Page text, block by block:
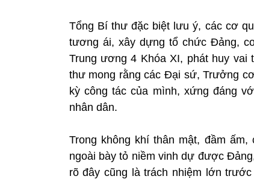
Tổng Bí thư đặc biệt lưu ý, các cơ
tương ái, xây dựng tổ chức Đảng,
Trung ương 4 Khóa XI, phát huy
thư mong rằng các Đại sứ, Trưởng
kỳ công tác của mình, xứng đáng
nhân dân.
Trong không khí thân mật, đầm
ngoài bày tỏ niềm vinh dự được
rõ đây cũng là trách nhiệm lớn